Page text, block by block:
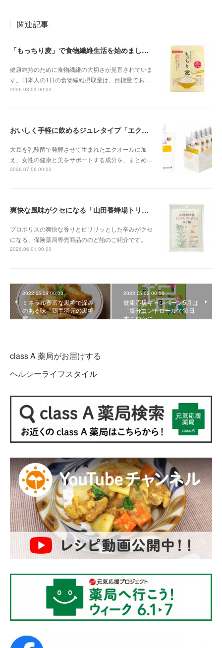
関連記事
「もっちり麦」で食物繊維生活を始めましょう
健康維持のために食物繊維の大切さが見直されていま
す。日本人の1日の食物繊維摂取量は、目標量であ…
2026.08.03 00:00
おいしく手軽に飲めるジュレタイプ「エクエル ジュレ」
大豆を乳酸菌で発酵させて生まれたエクオールに加
え、女性の健康と美をサポートする成分を、まとめ…
2026.07.06 00:00
爽快な風味がクセになる「山田養蜂場トリプルプロポリスのど飴」
プロポリスの爽快な香りとピリリッとした辛みがクセ
になる、保険薬局専売商品ののど飴のご紹介です。
2026.06.01 00:00
2022.05.09 00:00
ミネラル豊富な黒糖で深み
のある味「鶏手羽元の黒糖
煮」
2022.05.02 00:00
健康応援キャンペーン5月は
「塩分コントロールで毎日
すこやかに。」
class A 薬局がお届けする
ヘルシーライフスタイル